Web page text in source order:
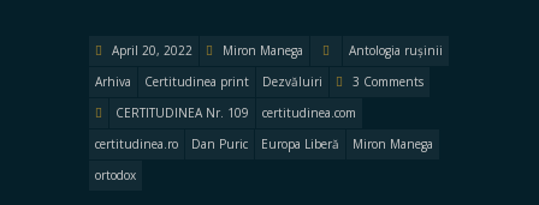
April 20, 2022 Miron Manega
Antologia rușinii
Arhiva
Certitudinea print Dezvăluiri
3 Comments
CERTITUDINEA Nr. 109
certitudinea.com
certitudinea.ro
Dan Puric Europa Liberă
Miron Manega
ortodox